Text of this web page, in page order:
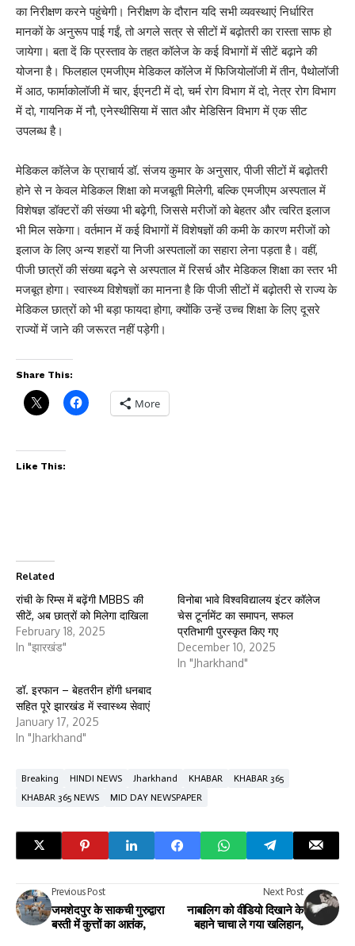
का निरीक्षण करने पहुंचेगी। निरीक्षण के दौरान यदि सभी व्यवस्थाएं निर्धारित
मानकों के अनुरूप पाई गईं, तो अगले सत्र से सीटों में बढ़ोतरी का रास्ता साफ हो
जायेगा। बता दें कि प्रस्ताव के तहत कॉलेज के कई विभागों में सीटें बढ़ाने की
योजना है। फिलहाल एमजीएम मेडिकल कॉलेज में फिजियोलॉजी में तीन, पैथोलॉजी
में आठ, फार्माकोलॉजी में चार, ईएनटी में दो, चर्म रोग विभाग में दो, नेत्र रोग विभाग
में दो, गायनिक में नौ, एनेस्थीसिया में सात और मेडिसिन विभाग में एक सीट
उपलब्ध है।
मेडिकल कॉलेज के प्राचार्य डॉ. संजय कुमार के अनुसार, पीजी सीटों में बढ़ोतरी
होने से न केवल मेडिकल शिक्षा को मजबूती मिलेगी, बल्कि एमजीएम अस्पताल में
विशेषज्ञ डॉक्टरों की संख्या भी बढ़ेगी, जिससे मरीजों को बेहतर और त्वरित इलाज
भी मिल सकेगा। वर्तमान में कई विभागों में विशेषज्ञों की कमी के कारण मरीजों को
इलाज के लिए अन्य शहरों या निजी अस्पतालों का सहारा लेना पड़ता है। वहीं,
पीजी छात्रों की संख्या बढ़ने से अस्पताल में रिसर्च और मेडिकल शिक्षा का स्तर भी
मजबूत होगा। स्वास्थ्य विशेषज्ञों का मानना है कि पीजी सीटों में बढ़ोतरी से राज्य के
मेडिकल छात्रों को भी बड़ा फायदा होगा, क्योंकि उन्हें उच्च शिक्षा के लिए दूसरे
राज्यों में जाने की जरूरत नहीं पड़ेगी।
Share This:
More
Like This:
Related
रांची के रिम्स में बढ़ेंगी MBBS की
सीटें, अब छात्रों को मिलेगा दाखिला
February 18, 2025
In "झारखंड"
विनोबा भावे विश्वविद्यालय इंटर कॉलेज
चेस टूर्नामेंट का समापन, सफल
प्रतिभागी पुरस्कृत किए गए
December 10, 2025
In "Jharkhand"
डॉ. इरफान – बेहतरीन होंगी धनबाद
सहित पूरे झारखंड में स्वास्थ्य सेवाएं
January 17, 2025
In "Jharkhand"
Breaking HINDI NEWS Jharkhand KHABAR
KHABAR 365
KHABAR 365 NEWS
MID DAY NEWSPAPER
Previous Post
जमशेदपुर के साकची गुरुद्वारा
बस्ती में कुत्तों का आतंक,
Next Post
नाबालिग को वीडियो दिखाने के
बहाने चाचा ले गया खलिहान,